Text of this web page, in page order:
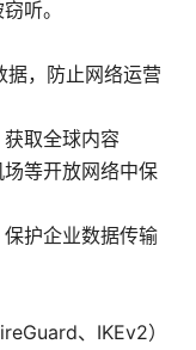
听。
据，防止网络运营
取全球内容
等开放网络中保
护企业数据传输
、IKEv2）